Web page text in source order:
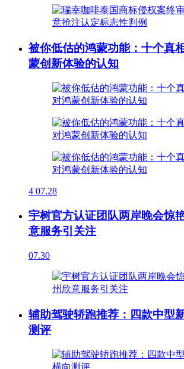
被你低估的鸿蒙功能：十个真
蒙创新体验的认知
4 07.28
宇树官方认证团队两岸晚会惊
意服务引关注
07.30
辅助驾驶轿跑推荐：四款中型
测评